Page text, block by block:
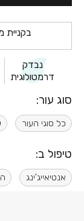
בקניית
נבדק
דרמטולוגית
סוג עור:
כל סוגי העור
טיפול ב:
אנטיאייג'ינג